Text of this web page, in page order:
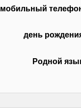
мобильный
день
Родной